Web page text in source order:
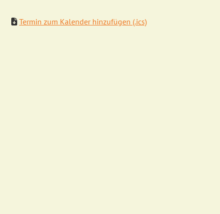
Termin zum Kalender hinzufügen (.ics)